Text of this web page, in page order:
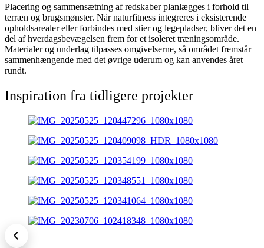
Placering og sammensætning af redskaber planlægges i forhold til
terræn og brugsmønster. Når naturfitness integreres i eksisterende
opholdsarealer eller forbindes med stier og legepladser, bliver det en
del af hverdagsbevægelsen frem for et isoleret træningsområde.
Materialer og underlag tilpasses omgivelserne, så området fremstår
sammenhængende med det øvrige uderum og kan anvendes året
rundt.
Inspiration fra tidligere projekter